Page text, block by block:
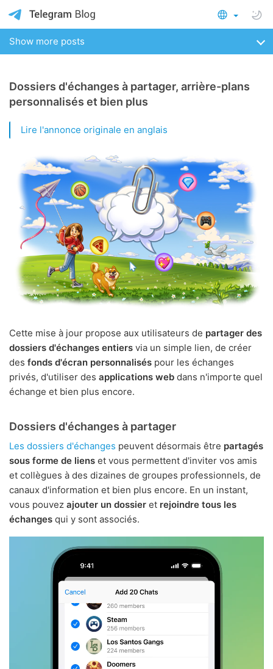
Show more posts
Dossiers d'échanges à partager, arrière-plans
personnalisés et bien plus
Lire l'annonce originale en anglais
Cette mise à jour propose aux utilisateurs de partager des
dossiers d'échanges entiers via un simple lien, de créer
des fonds d'écran personnalisés pour les échanges
privés, d'utiliser des applications web dans n'importe quel
échange et bien plus encore.
Dossiers d'échanges à partager
Les dossiers d'échanges peuvent désormais être partagés
sous forme de liens et vous permettent d'inviter vos amis
et collègues à des dizaines de groupes professionnels, de
canaux d'information et bien plus encore. En un instant,
vous pouvez ajouter un dossier et rejoindre tous les
échanges qui y sont associés.